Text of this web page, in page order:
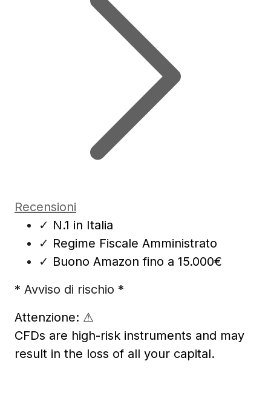
Recensioni
✓ N.1 in Italia
✓ Regime Fiscale Amministrato
✓ Buono Amazon fino a 15.000€
* Avviso di rischio *
Attenzione: ⚠
CFDs are high-risk instruments and may
result in the loss of all your capital.